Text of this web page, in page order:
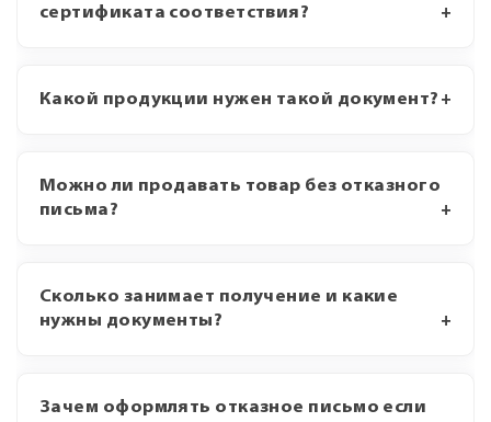
сертификата соответствия?
Какой продукции нужен такой документ?
Можно ли продавать товар без отказного
письма?
Сколько занимает получение и какие
нужны документы?
Зачем оформлять отказное письмо если